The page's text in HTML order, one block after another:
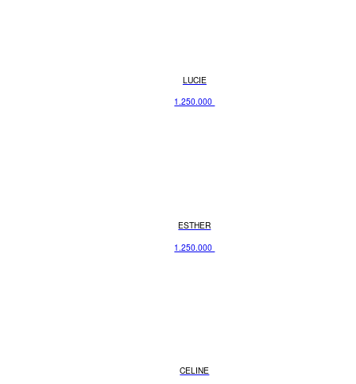
LUCIE
1.250.000
ESTHER
1.250.000
CELINE